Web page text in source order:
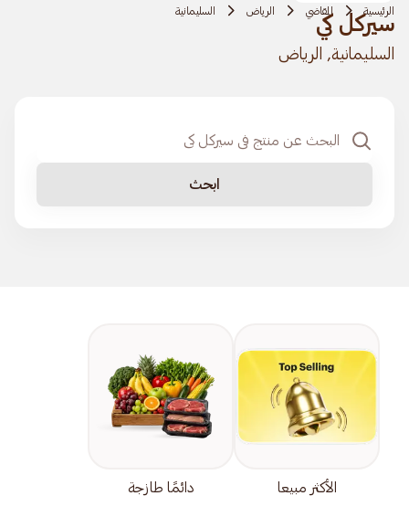
الرئيسية المقاضي الرياض السليمانية
سيركل كي
السليمانية, الرياض
ابحث
الأكثر مبيعا دائمًا طازجة